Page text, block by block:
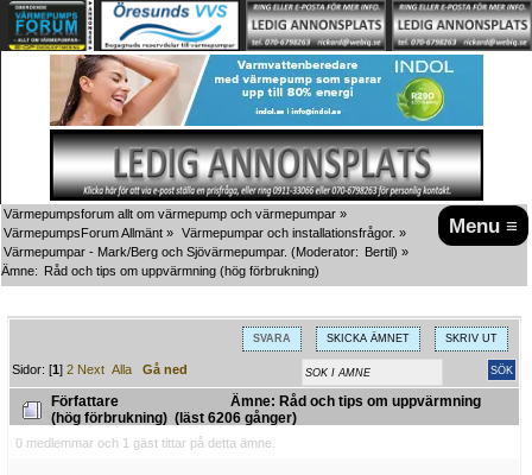
Menu ≡
Värmepumpsforum allt om värmepump och värmepumpar »
VärmepumpsForum Allmänt » Värmepumpar och installationsfrågor. »
Värmepumpar - Mark/Berg och Sjövärmepumpar. (Moderator: Bertil) »
Ämne: Råd och tips om uppvärmning (hög förbrukning)
SVARA SKICKA ÄMNET SKRIV UT
Sidor: [1]2 Next Alla Gå ned
Författare
Ämne: Råd och tips om uppvärmning
(hög förbrukning) (läst 6206 gånger)
0 medlemmar och 1 gäst tittar på detta ämne.